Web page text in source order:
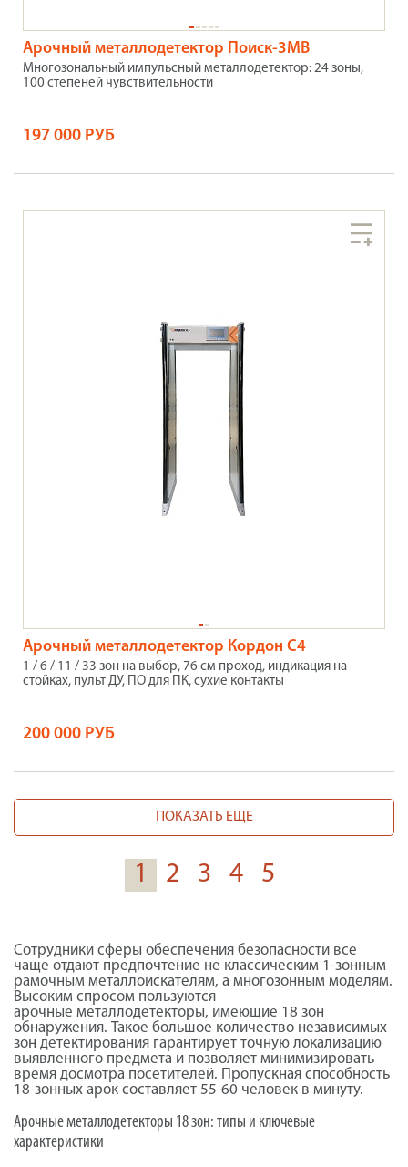
Арочный металлодетектор Поиск-3МВ
Многозональный импульсный металлодетектор: 24 зоны,
100 степеней чувствительности
197 000 РУБ
Арочный металлодетектор Кордон С4
1 / 6 / 11 / 33 зон на выбор, 76 см проход, индикация на
стойках, пульт ДУ, ПО для ПК, сухие контакты
200 000 РУБ
ПОКАЗАТЬ ЕЩЕ
1 2 3 4 5
Сотрудники сферы обеспечения безопасности все
чаще отдают предпочтение не классическим 1-зонным
рамочным металлоискателям, а многозонным моделям.
Высоким спросом пользуются
арочные металлодетекторы, имеющие 18 зон
обнаружения. Такое большое количество независимых
зон детектирования гарантирует точную локализацию
выявленного предмета и позволяет минимизировать
время досмотра посетителей. Пропускная способность
18-зонных арок составляет 55-60 человек в минуту.
Арочныеметаллодетекторы 18 зон: типы и ключевые
характеристики